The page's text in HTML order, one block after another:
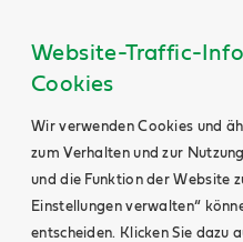
Website-Traffic-
Cookies
Wir verwenden Cookies und
zum Verhalten und zur
und die Funktion der Website
Einstellungen verwalten“
entscheiden. Klicken Sie dazu